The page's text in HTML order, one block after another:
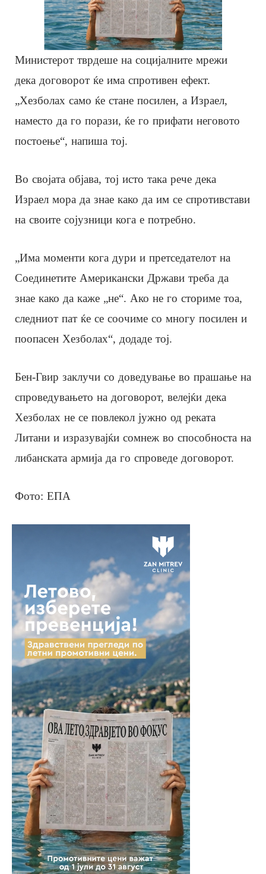
Министерот тврдеше на социјалните мрежи
дека договорот ќе има спротивен ефект.
„Хезболах само ќе стане посилен, а Израел,
наместо да го порази, ќе го прифати неговото
постоење“, напиша тој.
Во својата објава, тој исто така рече дека
Израел мора да знае како да им се спротивстави
на своите сојузници кога е потребно.
„Има моменти кога дури и претседателот на
Соединетите Американски Држави треба да
знае како да каже „не“. Ако не го сториме тоа,
следниот пат ќе се соочиме со многу посилен и
поопасен Хезболах“, додаде тој.
Бен-Гвир заклучи со доведување во прашање на
спроведувањето на договорот, велејќи дека
Хезболах не се повлекол јужно од реката
Литани и изразувајќи сомнеж во способноста на
либанската армија да го спроведе договорот.
Фото: ЕПА